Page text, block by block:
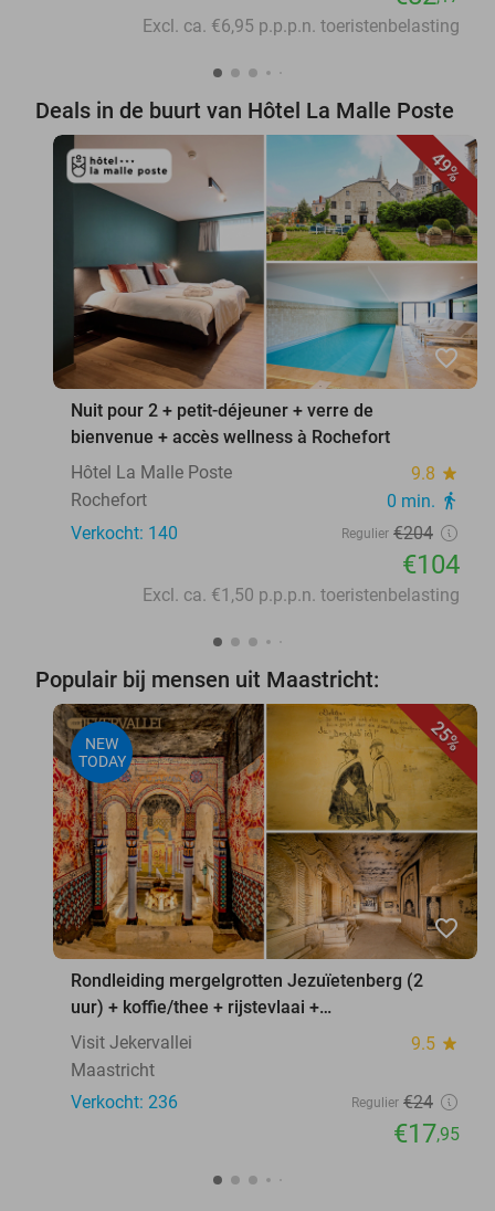
Excl. ca. €6,95 p.p.p.n. toeristenbelasting
Deals in de buurt van Hôtel La Malle Poste
49%
favorite_border
Nuit pour 2 + petit-déjeuner + verre de
bienvenue + accès wellness à Rochefort
Hôtel La Malle Poste
9.8 star
Rochefort 0 min. directions_walk
Verkocht: 140 Regulier €204
€104
Excl. ca. €1,50 p.p.p.n. toeristenbelasting
Populair bij mensen uit Maastricht:
25%
NEW
TODAY
favorite_border
Rondleiding mergelgrotten Jezuïetenberg (2
uur) + koffie/thee + rijstevlaai +
waxinelichthouder
Visit Jekervallei 9.5 star
Maastricht
Verkocht: 236
Regulier €24
€17,95